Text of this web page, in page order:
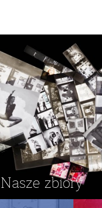
Nasze zbiory